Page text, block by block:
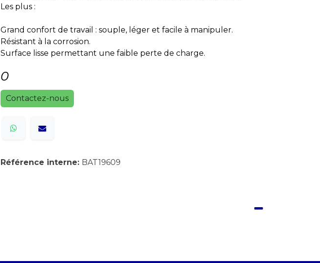
Les plus :
Grand confort de travail : souple, léger et facile à manipuler.
Résistant à la corrosion.
Surface lisse permettant une faible perte de charge.
0
Contactez-nous
Référence interne: BAT19609